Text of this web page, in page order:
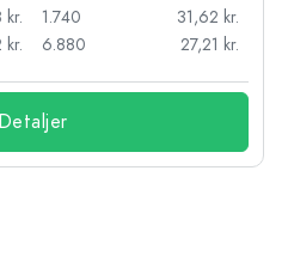
kr.
1.740
31,62 kr.
6.880
27,21 kr.
Detaljer